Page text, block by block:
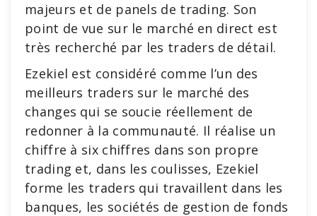
majeurs et de panels de trading. Son
point de vue sur le marché en direct est
très recherché par les traders de détail.
Ezekiel est considéré comme l’un des
meilleurs traders sur le marché des
changes qui se soucie réellement de
redonner à la communauté. Il réalise un
chiffre à six chiffres dans son propre
trading et, dans les coulisses, Ezekiel
forme les traders qui travaillent dans les
banques, les sociétés de gestion de fonds